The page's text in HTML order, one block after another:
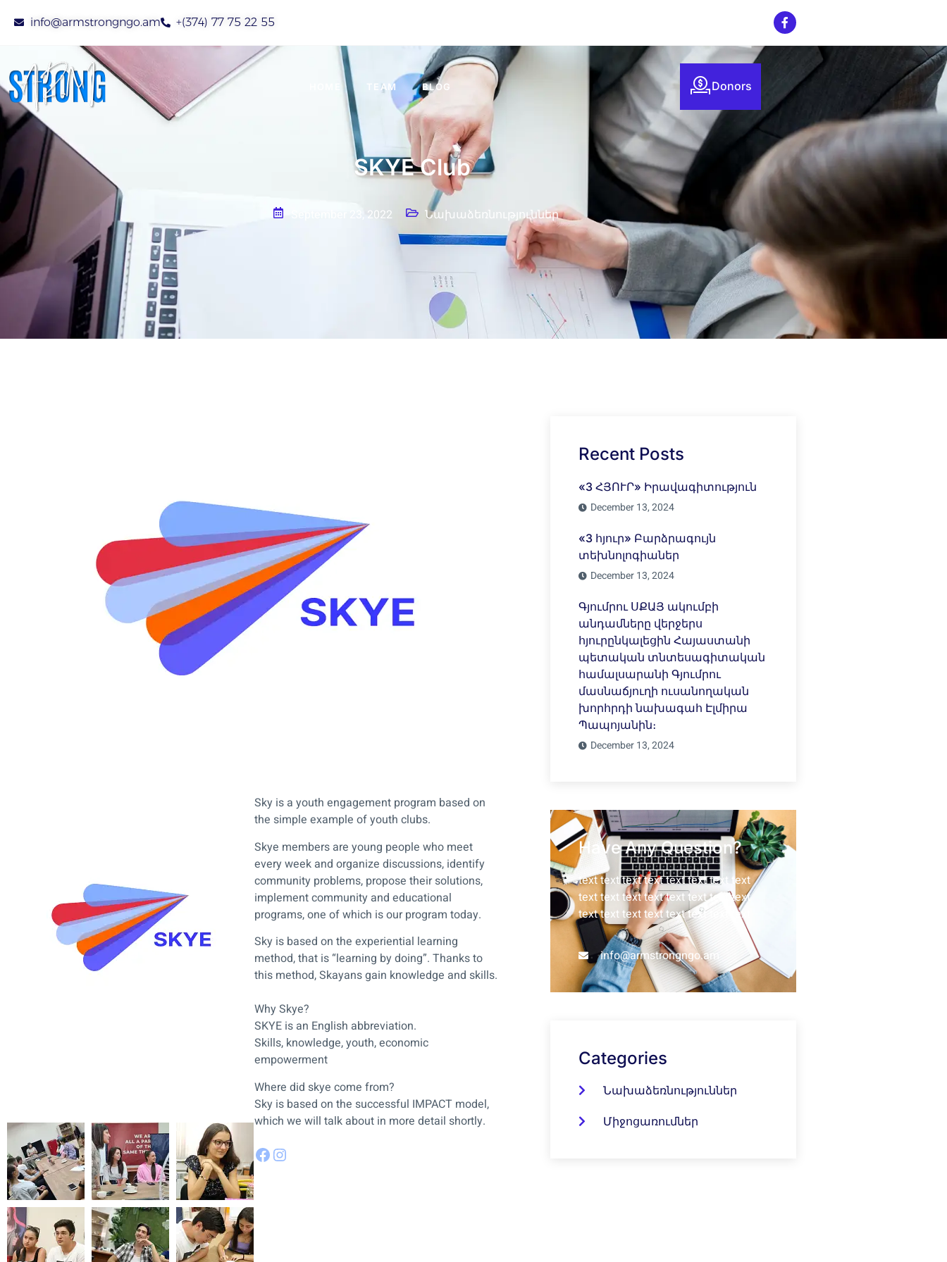
info@armstrongngo.am +(374) 77 75 22 55
TEAM BLOG Donors
SKYE Club
September 23, 2022 Նախաձեռնություններ
Sky is a youth engagement program based on
the simple example of youth clubs.
Skye members are young people who meet
every week and organize discussions, identify
community problems, propose their solutions,
implement community and educational
programs, one of which is our program today.
Sky is based on the experiential learning
method, that is “learning by doing”. Thanks to
this method, Skayans gain knowledge and skills.
Why Skye?
SKYE is an English abbreviation.
Skills, knowledge, youth, economic
empowerment
Where did skye come from?
Sky is based on the successful IMPACT model,
which we will talk about in more detail shortly.
Recent Posts
«3 ՀՅՈՒՐ» Իրավագիտություն
December 13, 2024
«3 հյուր» Բարձրագույն
տեխնոլոգիաներ
December 13, 2024
Գյումրու ՍՔԱՅ ակումբի
անդամները վերջերս
հյուրընկալեցին Հայաստանի
պետական տնտեսագիտական
համալսարանի Գյումրու
մասնաճյուղի ուսանողական
խորհրդի նախագահ Էլմիրա
Պապոյանին։
December 13, 2024
Have Any Question?
text text text text text text text text
text text text text text text text text
text text text text text text text text
info@armstrongngo.am
Categories
Նախաձեռնություններ
Միջոցառումներ